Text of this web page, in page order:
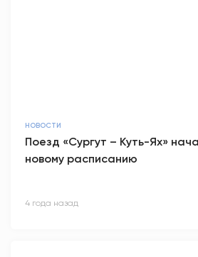
НОВОСТИ
Поезд «Сургут – Куть-Ях»
новому расписанию
4 года назад